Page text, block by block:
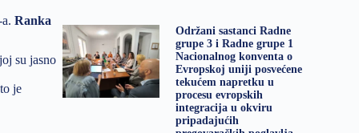
a.Ranka
su jasno
je
Održani sastanci Radne
grupe 3 i Radne grupe 1
Nacionalnog konventa o
Evropskoj uniji posvećene
tekućem napretku u
procesu evropskih
integracija u okviru
pripadajućih